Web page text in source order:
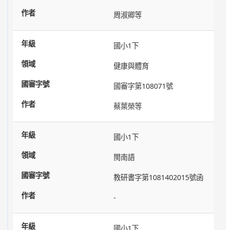
周淑卿等
國小1下
健康與體育
國審字第108071號
蔡葉榮等
國小1下
閩南語
教研書字第1081402015號函
-